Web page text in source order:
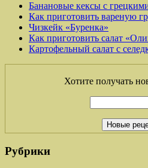
Банановые кексы с
Как приготовить вареную
Чизкейк «Буренка»
Как приготовить салат
Картофельный салат с
Хотите получать
Рубрики